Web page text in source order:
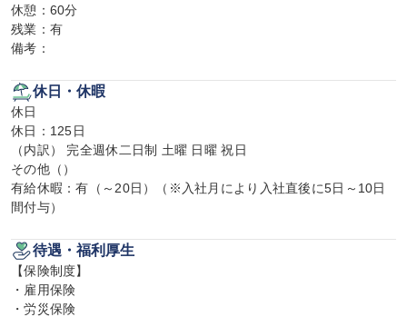
休憩：60分
残業：有
備考：
休日・休暇
休日
休日：125日
（内訳） 完全週休二日制 土曜 日曜 祝日
その他（）
有給休暇：有（～20日）（※入社月により入社直後に5日～10日
間付与）
待遇・福利厚生
【保険制度】
・雇用保険
・労災保険